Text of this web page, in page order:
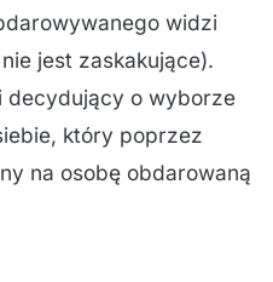
widzi
jest zaskakujące).
decydujący o wyborze
który poprzez
na osobę obdarowaną